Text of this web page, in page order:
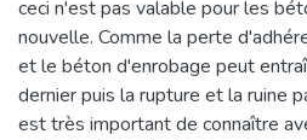
ceci n'est pas valable pour les
nouvelle. Comme la perte
et le béton d'enrobage peut
dernier puis la rupture et la ruine
est très important de connaître